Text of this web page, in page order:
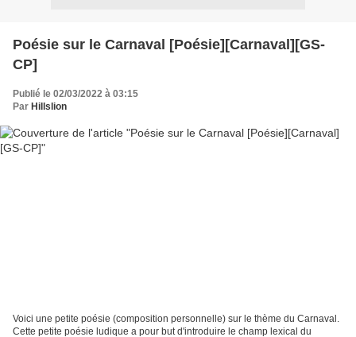
Poésie sur le Carnaval [Poésie][Carnaval][GS-
CP]
Publié le 02/03/2022 à 03:15
Par Hillslion
Voici une petite poésie (composition personnelle) sur le thème du Carnaval.
Cette petite poésie ludique a pour but d'introduire le champ lexical du